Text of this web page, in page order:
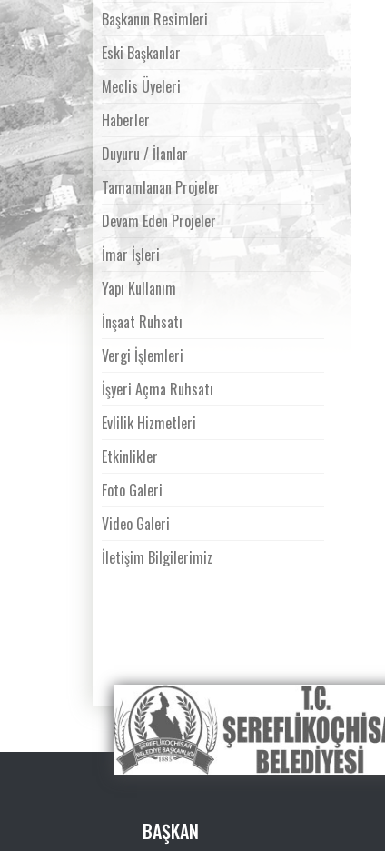
Başkanın Resimleri
Eski Başkanlar
Meclis Üyeleri
Haberler
Duyuru / İlanlar
Tamamlanan Projeler
Devam Eden Projeler
İmar İşleri
Yapı Kullanım
İnşaat Ruhsatı
Vergi İşlemleri
İşyeri Açma Ruhsatı
Evlilik Hizmetleri
Etkinlikler
Foto Galeri
Video Galeri
İletişim Bilgilerimiz
BAŞKAN